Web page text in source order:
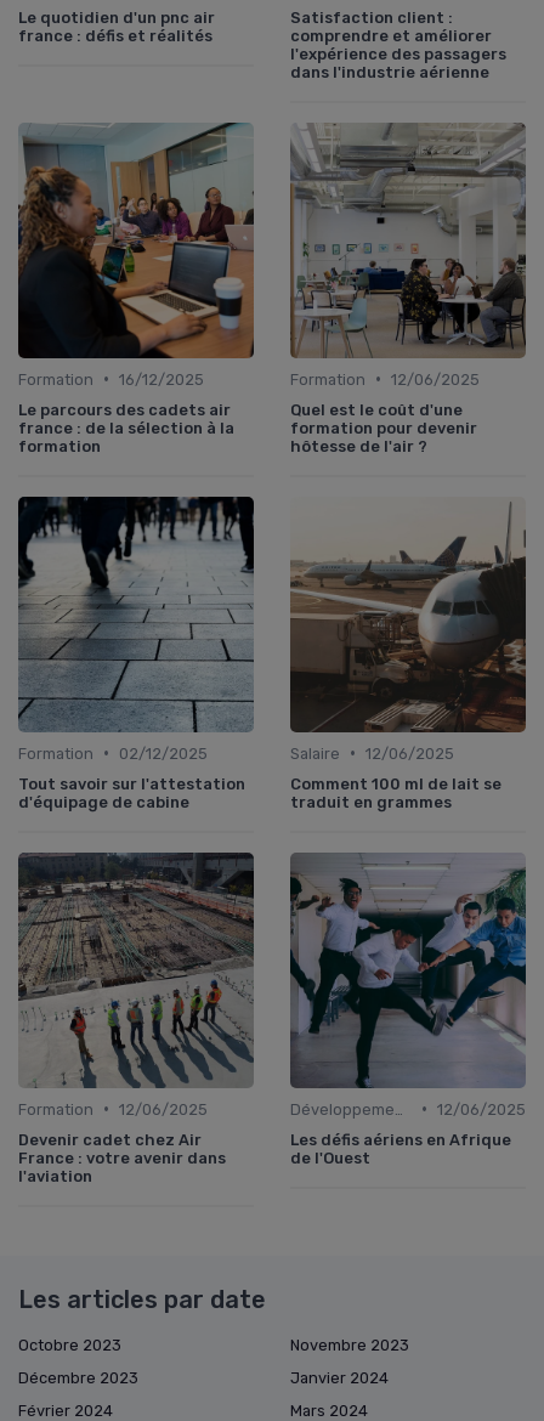
Le quotidien d'un pnc air
france : défis et réalités
Satisfaction client :
comprendre et améliorer
l'expérience des passagers
dans l'industrie aérienne
Formation • 16/12/2025
Le parcours des cadets air
france : de la sélection à la
formation
Formation • 12/06/2025
Quel est le coût d'une
formation pour devenir
hôtesse de l'air ?
Formation •
02/12/2025
Tout savoir sur l'attestation
d'équipage de cabine
Salaire • 12/06/2025
Comment 100 ml de lait se
traduit en grammes
Formation • 12/06/2025
Devenir cadet chez Air
France : votre avenir dans
l'aviation
• 12/06/2025
Les défis aériens en Afrique
de l'Ouest
Les articles par date
Octobre 2023
Novembre 2023
Décembre 2023
Janvier 2024
Février 2024
Mars 2024